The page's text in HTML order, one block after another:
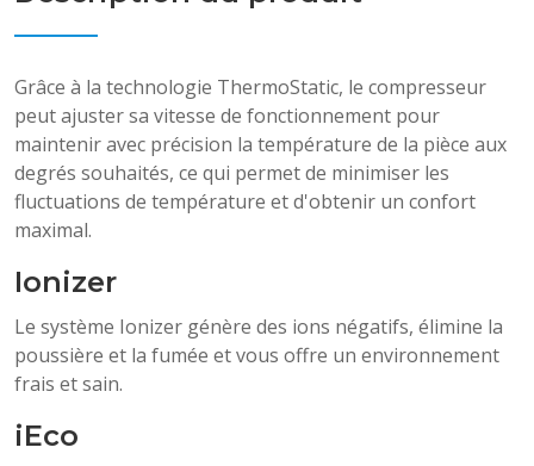
Grâce à la technologie ThermoStatic, le compresseur
peut ajuster sa vitesse de fonctionnement pour
maintenir avec précision la température de la pièce aux
degrés souhaités, ce qui permet de minimiser les
fluctuations de température et d'obtenir un confort
maximal.
Ionizer
Le système Ionizer génère des ions négatifs, élimine la
poussière et la fumée et vous offre un environnement
frais et sain.
iEco